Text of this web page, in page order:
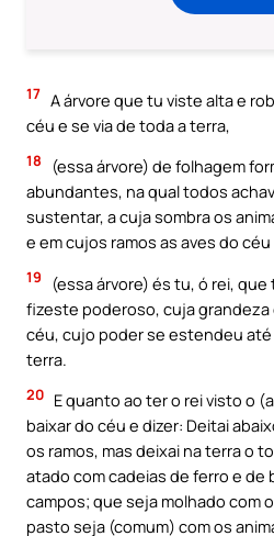
17 A árvore que tu viste alta e
céu e se via de toda a terra,
18
(essa árvore) de folhagem
abundantes, na qual todos
sustentar, a cuja sombra os
e em cujos ramos as aves do
19
(essa árvore) és tu, ó rei,
fizeste poderoso, cuja
céu, cujo poder se estendeu
terra.
20 E quanto ao ter o rei visto o
baixar do céu e dizer: Deitai
os ramos, mas deixai na terra o
atado com cadeias de ferro e de
campos; que seja molhado com
pasto seja (comum) com os